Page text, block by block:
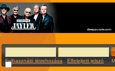
Felhasználó létrehozása Elfelejtett jelszó